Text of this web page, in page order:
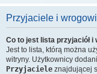
Przyjaciele i
Co to jest lista przyjaciół i
Jest to lista, którą można
witryny. Użytkownicy
Przyjaciele znajdującej